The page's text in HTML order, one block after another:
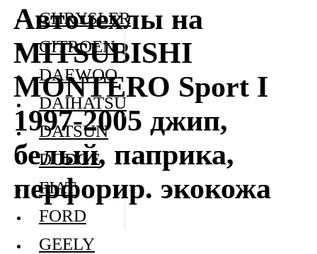
Авточехлы на
MITSUBISHI
MONTERO Sport I
1997-2005 джип,
белый, паприка,
перфорир. экокожа
CHRYSLER
CITROEN
DAEWOO
DAIHATSU
DATSUN
DODGE
FIAT
FORD
GEELY